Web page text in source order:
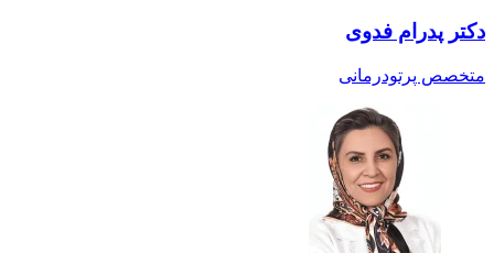
دکتر پدرام فدوی
متخصص پرتودرمانی